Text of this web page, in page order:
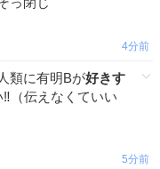
4分前
類に有明Bが好きす
（伝えなくていい
5分前